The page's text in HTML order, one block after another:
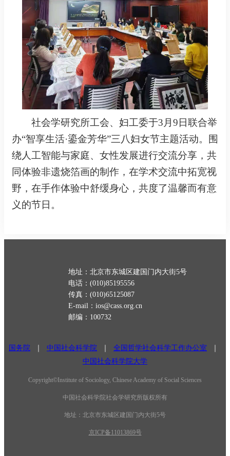
社会学研究所工会、妇工委于3月9日联合举
办“智享生活·鎏金芳华”三八妇女节主题活动。围
绕人工智能与家庭、女性发展进行交流分享，共
同体验非遗烧箔画的制作，在学术交流中拓宽视
野，在手作体验中舒缓身心，共度了温馨而有意
义的节日。
地址：北京市东城区建国门内大街5号
电话：(010)85195556
传真：(010)65125087
E-mail：ios@cass.org.cn
邮编：100732
国务院 中国社会科学院 全国哲学社会科学工作办公室
中国社会科学院大学
Copyright©Institute of Sociology, Chinese Academy of Social Sciences
中国社会科学院社会学研究所版权所有
地址：北京市东城区建国门内大街5号
京ICP备11013869号